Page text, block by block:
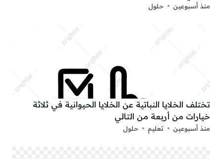
منذ أسبوعين حلول
تختلف الخلايا النباتية عن الخلايا الحيوانية في ثلاثة
خيارات من أربعة من التالي
منذ أسبوعين تعليم حلول